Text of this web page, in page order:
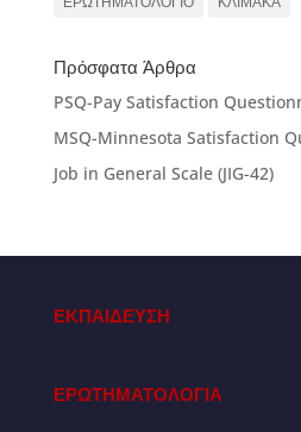
Πρόσφατα Άρθρα
PSQ-Pay Satisfaction
MSQ-Minnesota Satisfaction
Job in General Scale (JIG-42)
ΕΚΠΑΙΔΕΥΣΗ
ΕΡΩΤΗΜΑΤΟΛΟΓΙΑ